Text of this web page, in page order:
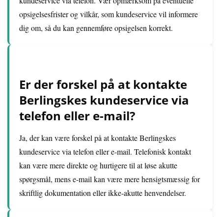
opsigelsesfrister og vilkår, som kundeservice vil informere
dig om, så du kan gennemføre opsigelsen korrekt.
Er der forskel på at kontakte
Berlingskes kundeservice via
telefon eller e-mail?
Ja, der kan være forskel på at kontakte Berlingskes
kundeservice via telefon eller e-mail. Telefonisk kontakt
kan være mere direkte og hurtigere til at løse akutte
spørgsmål, mens e-mail kan være mere hensigtsmæssig for
skriftlig dokumentation eller ikke-akutte henvendelser.